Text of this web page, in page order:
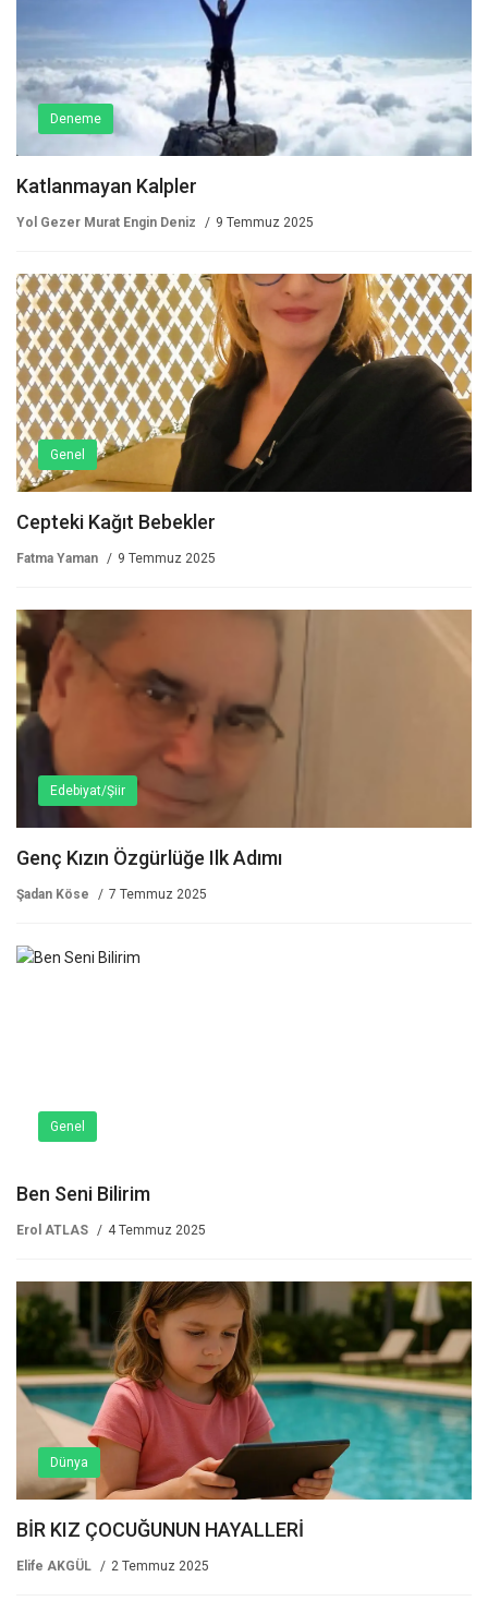
Deneme
Katlanmayan Kalpler
Yol Gezer Murat Engin Deniz 9 Temmuz 2025
Genel
Cepteki Kağıt Bebekler
Fatma Yaman 9 Temmuz 2025
Edebiyat/Şiir
Genç Kızın Özgürlüğe Ilk Adımı
Şadan Köse 7 Temmuz 2025
Genel
Ben Seni Bilirim
Erol ATLAS 4 Temmuz 2025
Dünya
BİR KIZ ÇOCUĞUNUN HAYALLERİ
Elife AKGÜL 2 Temmuz 2025